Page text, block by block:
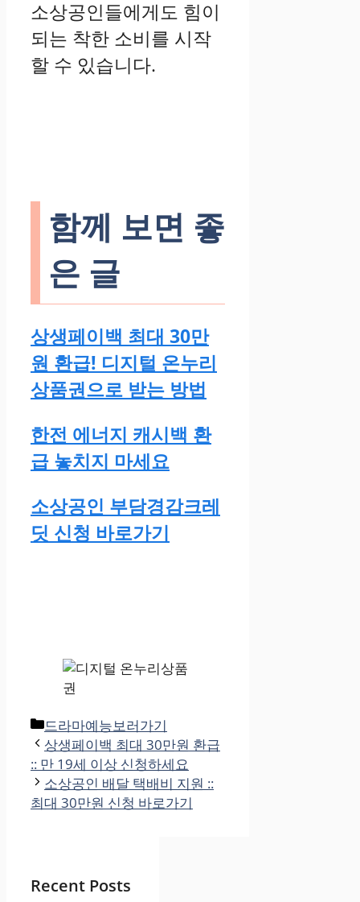
소상공인들에게도 힘이
되는 착한 소비를 시작
할 수 있습니다.
함께 보면 좋
은 글
상생페이백 최대 30만
원 환급! 디지털 온누리
상품권으로 받는 방법
한전 에너지 캐시백 환
급 놓치지 마세요
소상공인 부담경감크레
딧 신청 바로가기
카
테
고
리
드라마예능보러가기
상생페이백 최대 30만원 환급
:: 만 19세 이상 신청하세요
소상공인 배달 택배비 지원 ::
최대 30만원 신청 바로가기
Recent Posts